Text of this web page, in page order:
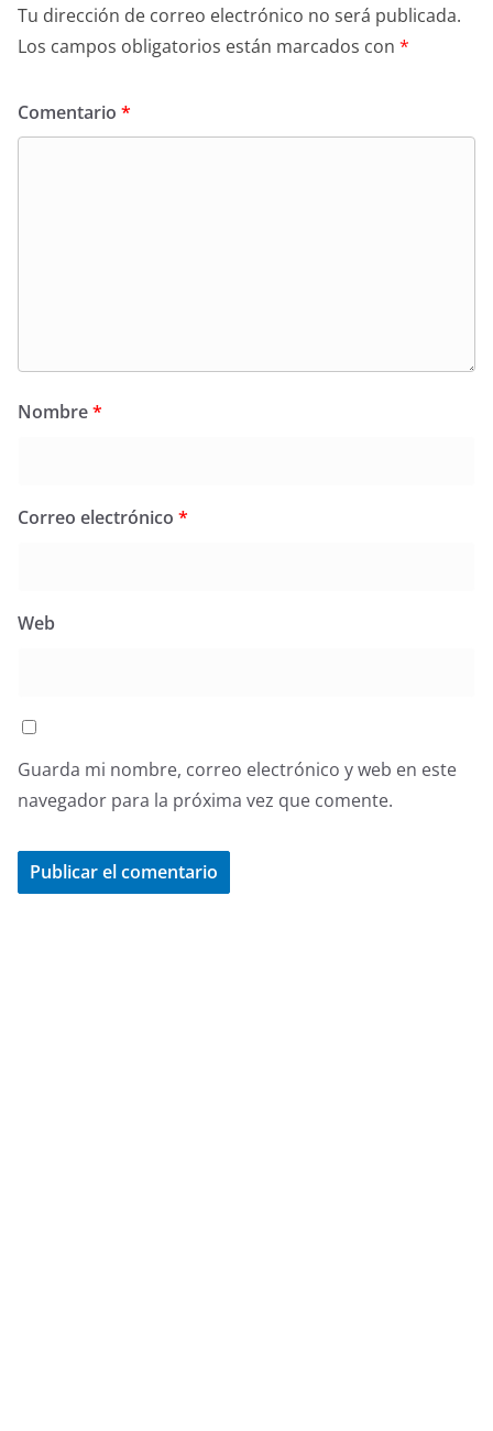
Tu dirección de correo electrónico no será publicada.
Los campos obligatorios están marcados con *
Comentario *
Nombre*
Correo electrónico *
Web
Guarda mi nombre, correo electrónico y web en este
navegador para la próxima vez que comente.